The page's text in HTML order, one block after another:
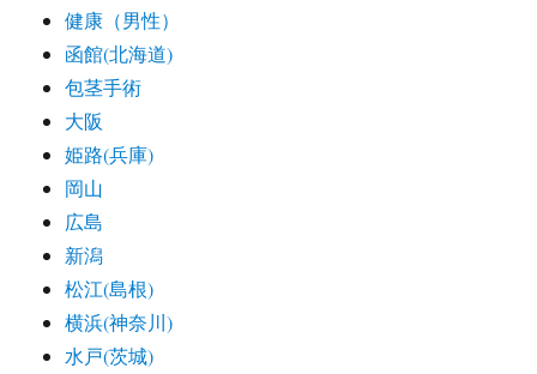
健康（男性）
函館(北海道)
包茎手術
大阪
姫路(兵庫)
岡山
広島
新潟
松江(島根)
横浜(神奈川)
水戸(茨城)